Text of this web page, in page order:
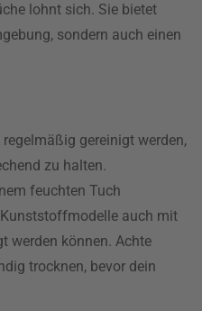
lohnt sich. Sie bietet
sondern auch einen
gereinigt werden,
zu halten.
feuchten Tuch
auch mit
werden können. Achte
trocknen, bevor dein